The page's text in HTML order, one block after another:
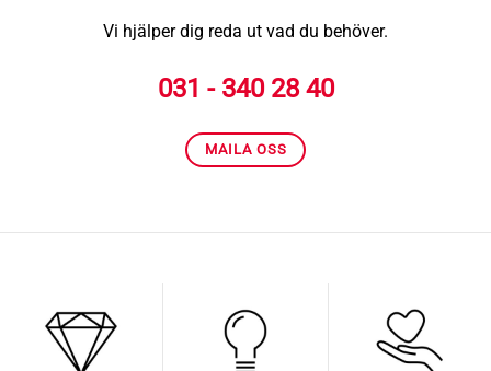
Vi hjälper dig reda ut vad du behöver.
031 - 340 28 40
MAILA OSS